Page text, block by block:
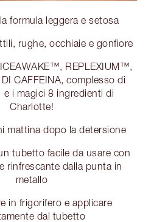
formula leggera e setosa
rughe, occhiaie e gonfiore
REPLEXIUM™,
CAFFEINA, complesso di
e i magici 8 ingredienti di
Charlotte!
mattina dopo la detersione
tubetto facile da usare con
rinfrescante dalla punta in
metallo
in frigorifero e applicare
dal tubetto